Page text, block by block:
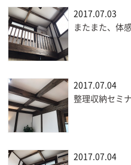
2017.07.03
またまた、体
2017.07.04
整理収納セミ
2017.07.04